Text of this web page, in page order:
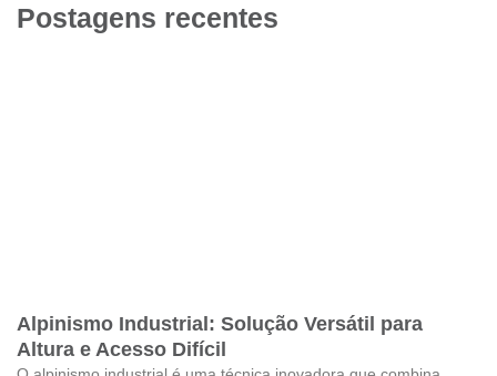
Postagens recentes
Alpinismo Industrial: Solução Versátil para
Altura e Acesso Difícil